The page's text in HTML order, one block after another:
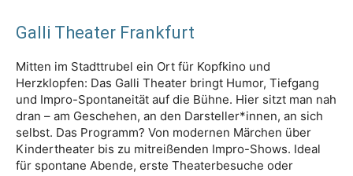
Galli Theater Frankfurt
Mitten im Stadttrubel ein Ort für Kopfkino und
Herzklopfen: Das Galli Theater bringt Humor, Tiefgang
und Impro-Spontaneität auf die Bühne. Hier sitzt man nah
dran – am Geschehen, an den Darsteller*innen, an sich
selbst. Das Programm? Von modernen Märchen über
Kindertheater bis zu mitreißenden Impro-Shows. Ideal
für spontane Abende, erste Theaterbesuche oder